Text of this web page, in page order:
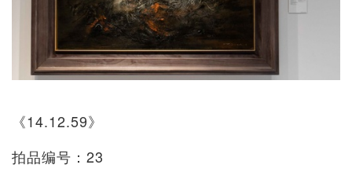
《14.12.59》
拍品编号：23